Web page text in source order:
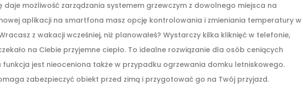
daje możliwość zarządzania systemem grzewczym z dowolnego miejsca na
aplikacji na smartfona masz opcję kontrolowania i zmieniania temperatury w
z wakacji wcześniej, niż planowałeś? Wystarczy kilka kliknięć w telefonie,
na Ciebie przyjemne ciepło. To idealne rozwiązanie dla osób ceniących
funkcja jest nieoceniona także w przypadku ogrzewania domku letniskowego.
zabezpieczyć obiekt przed zimą i przygotować go na Twój przyjazd.